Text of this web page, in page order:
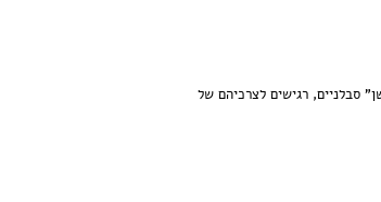
סבלניים, רגישים לצרכיהם של